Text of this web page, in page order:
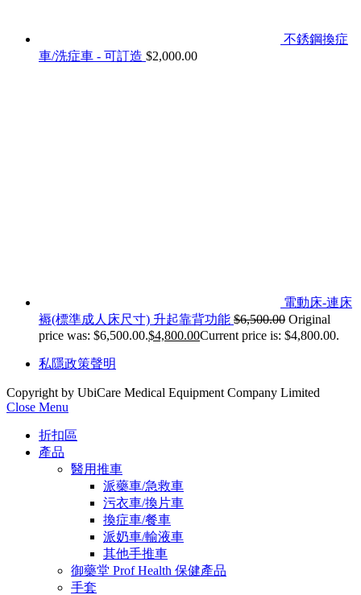
不銹鋼換症
車/洗症車 - 可訂造 $2,000.00
電動床-連床
褥(標準成人床尺寸) 升起靠背功能 $6,500.00 Original
price was: $6,500.00.$4,800.00Current price is: $4,800.00.
私隱政策聲明
Copyright by UbiCare Medical Equipment Company Limited
Close Menu
折扣區
產品
醫用推車
派藥車/急救車
污衣車/換片車
換症車/餐車
派奶車/輸液車
其他手推車
御藥堂 Prof Health 保健產品
手套